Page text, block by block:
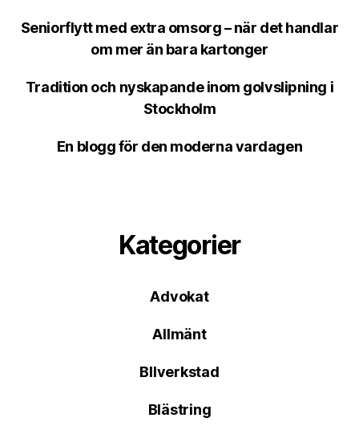
Seniorflytt med extra omsorg – när det handlar
om mer än bara kartonger
Tradition och nyskapande inom golvslipning i
Stockholm
En blogg för den moderna vardagen
Kategorier
Advokat
Allmänt
BIlverkstad
Blästring